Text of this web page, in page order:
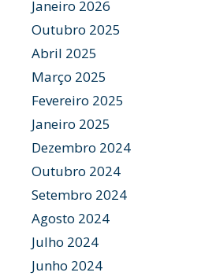
Janeiro 2026
Outubro 2025
Abril 2025
Março 2025
Fevereiro 2025
Janeiro 2025
Dezembro 2024
Outubro 2024
Setembro 2024
Agosto 2024
Julho 2024
Junho 2024